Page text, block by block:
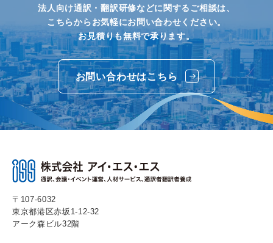
法人向け通訳・翻訳研修などに関するご相談は、
こちらからお気軽にお問い合わせください。
お見積りも無料で承ります。
お問い合わせはこちら
〒107-6032
東京都港区赤坂1-12-32
アーク森ビル32階